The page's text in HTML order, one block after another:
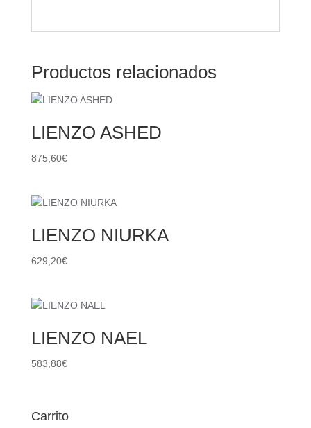
Productos relacionados
LIENZO ASHED
875,60€
LIENZO NIURKA
629,20€
LIENZO NAEL
583,88€
Carrito